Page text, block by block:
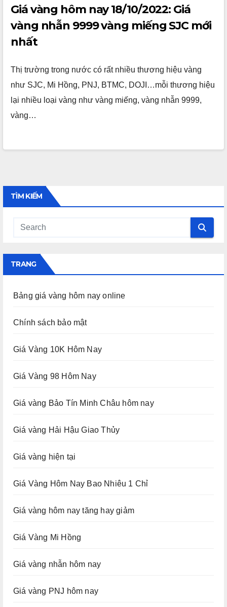
Giá vàng hôm nay 18/10/2022: Giá
vàng nhẫn 9999 vàng miếng SJC mới
nhất
Thị trường trong nước có rất nhiều thương hiệu vàng
như SJC, Mi Hồng, PNJ, BTMC, DOJI…mỗi thương hiệu
lại nhiều loại vàng như vàng miếng, vàng nhẫn 9999,
vàng…
TÌM KIẾM
TRANG
Bảng giá vàng hôm nay online
Chính sách bảo mật
Giá Vàng 10K Hôm Nay
Giá Vàng 98 Hôm Nay
Giá vàng Bảo Tín Minh Châu hôm nay
Giá vàng Hải Hậu Giao Thủy
Giá vàng hiện tại
Giá Vàng Hôm Nay Bao Nhiêu 1 Chỉ
Giá vàng hôm nay tăng hay giảm
Giá Vàng Mi Hồng
Giá vàng nhẫn hôm nay
Giá vàng PNJ hôm nay